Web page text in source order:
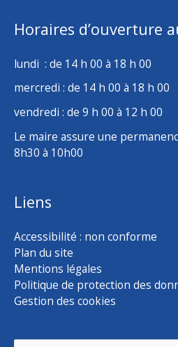
Horaires d’ouverture
lundi : de 14 h 00 à 18 h 00
mercredi : de 14 h 00 à 18 h 00
vendredi : de 9 h 00 à 12 h 00
Le maire assure une
8h30 à 10h00
Liens
Accessibilité : non conforme
Plan du site
Mentions légales
Politique de protection des
Gestion des cookies